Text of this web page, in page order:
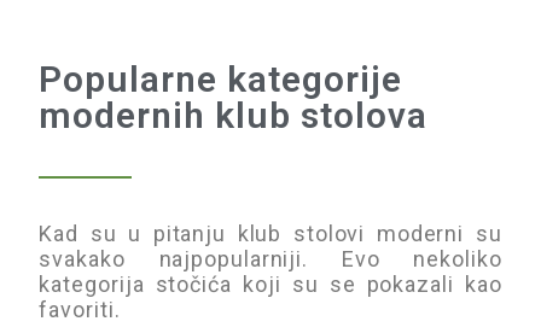
Popularne kategorije
modernih klub stolova
Kad su u pitanju klub stolovi moderni su
svakako najpopularniji. Evo nekoliko
kategorija stočića koji su se pokazali kao
favoriti.